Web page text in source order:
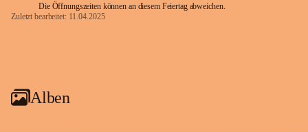
Die Öffnungszeiten können an diesem Feiertag abweichen.
Zuletzt bearbeitet: 11.04.2025
Alben